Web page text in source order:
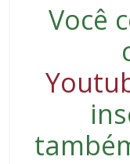
Você